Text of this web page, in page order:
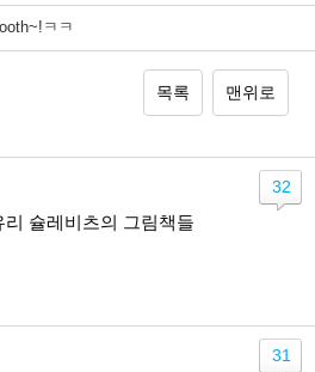
ㅋㅋ
목록 맨위로
리 슐레비츠의 그림책들
32
31